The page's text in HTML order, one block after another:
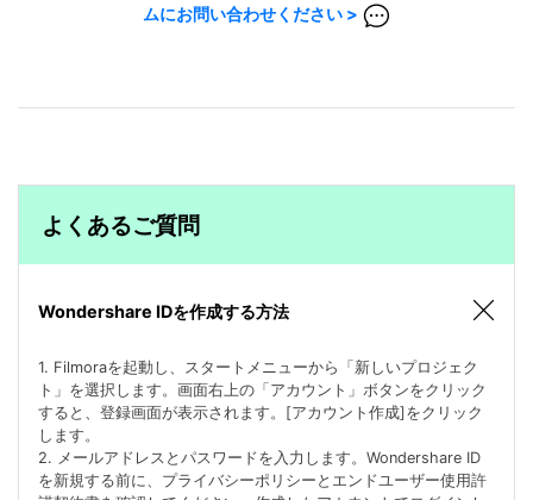
ムにお問い合わせください >
よくあるご質問
Wondershare IDを作成する方法
1. Filmoraを起動し、スタートメニューから「新しいプロジェク
ト」を選択します。画面右上の「アカウント」ボタンをクリック
すると、登録画面が表示されます。[アカウント作成]をクリック
します。
2. メールアドレスとパスワードを入力します。Wondershare ID
を新規する前に、プライバシーポリシーとエンドユーザー使用許